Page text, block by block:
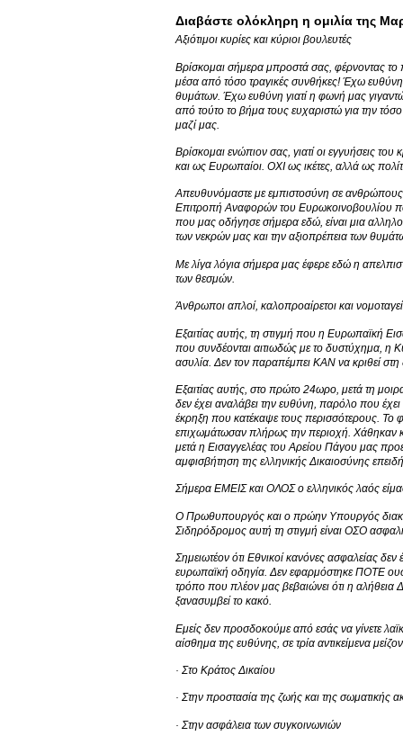
Διαβάστε ολόκληρη η ομιλία της
Αξιότιμοι κυρίες και κύριοι βουλευτές
Βρίσκομαι σήμερα μπροστά σας, φέρνοντας το
μέσα από τόσο τραγικές συνθήκες! Έχω
θυμάτων. Έχω ευθύνη γιατί η φωνή μας
από τούτο το βήμα τους ευχαριστώ για την
μαζί μας.
Βρίσκομαι ενώπιον σας, γιατί οι εγγυήσεις
και ως Ευρωπαίοι. ΟΧΙ ως ικέτες, αλλά ως
Απευθυνόμαστε με εμπιστοσύνη σε
Επιτροπή Αναφορών του Ευρωκοινοβουλίου
που μας οδήγησε σήμερα εδώ, είναι μια
των νεκρών μας και την αξιοπρέπεια των
Με λίγα λόγια σήμερα μας έφερε εδώ η
των θεσμών.
Άνθρωποι απλοί, καλοπροαίρετοι και
Εξαιτίας αυτής, τη στιγμή που η Ευρωπαϊκή
που συνδέονται αιτιωδώς με το δυστύχημα,
ασυλία. Δεν τον παραπέμπει ΚΑΝ να κριθεί στη
Εξαιτίας αυτής, στο πρώτο 24ωρο, μετά τη
δεν έχει αναλάβει την ευθύνη, παρόλο που
έκρηξη που κατέκαψε τους περισσότερους. Το
επιχωμάτωσαν πλήρως την περιοχή. Χάθηκαν
μετά η Εισαγγελέας του Αρείου Πάγου μας
αμφισβήτηση της ελληνικής Δικαιοσύνης
Σήμερα ΕΜΕΙΣ και ΟΛΟΣ ο ελληνικός λαός
Ο Πρωθυπουργός και ο πρώην Υπουργός
Σιδηρόδρομος αυτή τη στιγμή είναι ΟΣΟ
Σημειωτέον ότι Εθνικοί κανόνες ασφαλείας
ευρωπαϊκή οδηγία. Δεν εφαρμόστηκε ΠΟΤΕ
τρόπο που πλέον μας βεβαιώνει ότι η
ξανασυμβεί το κακό.
Εμείς δεν προσδοκούμε από εσάς να γίνετε
αίσθημα της ευθύνης, σε τρία αντικείμενα
· Στο Κράτος Δικαίου
· Στην προστασία της ζωής και της σωματικής
· Στην ασφάλεια των συγκοινωνιών